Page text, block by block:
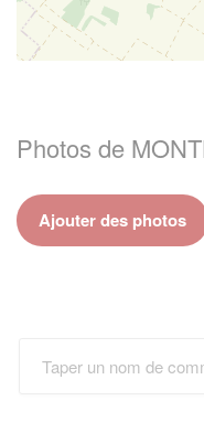
Photos de
Ajouter des photos